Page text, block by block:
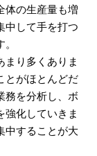
体の生産量も増
中して手を打つ
り多くありま
とがほとんどだ
務を分析し、ボ
強化していきま
中することが大